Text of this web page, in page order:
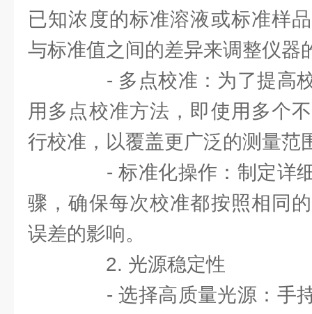
已知浓度的标准溶液或标准样
与标准值之间的差异来调整仪器
- 多点校准：为了提高校
用多点校准方法，即使用多个
行校准，以覆盖更广泛的测量范
- 标准化操作：制定详细
骤，确保每次校准都按照相同
误差的影响。
2. 光源稳定性
- 选择高质量光源：手持